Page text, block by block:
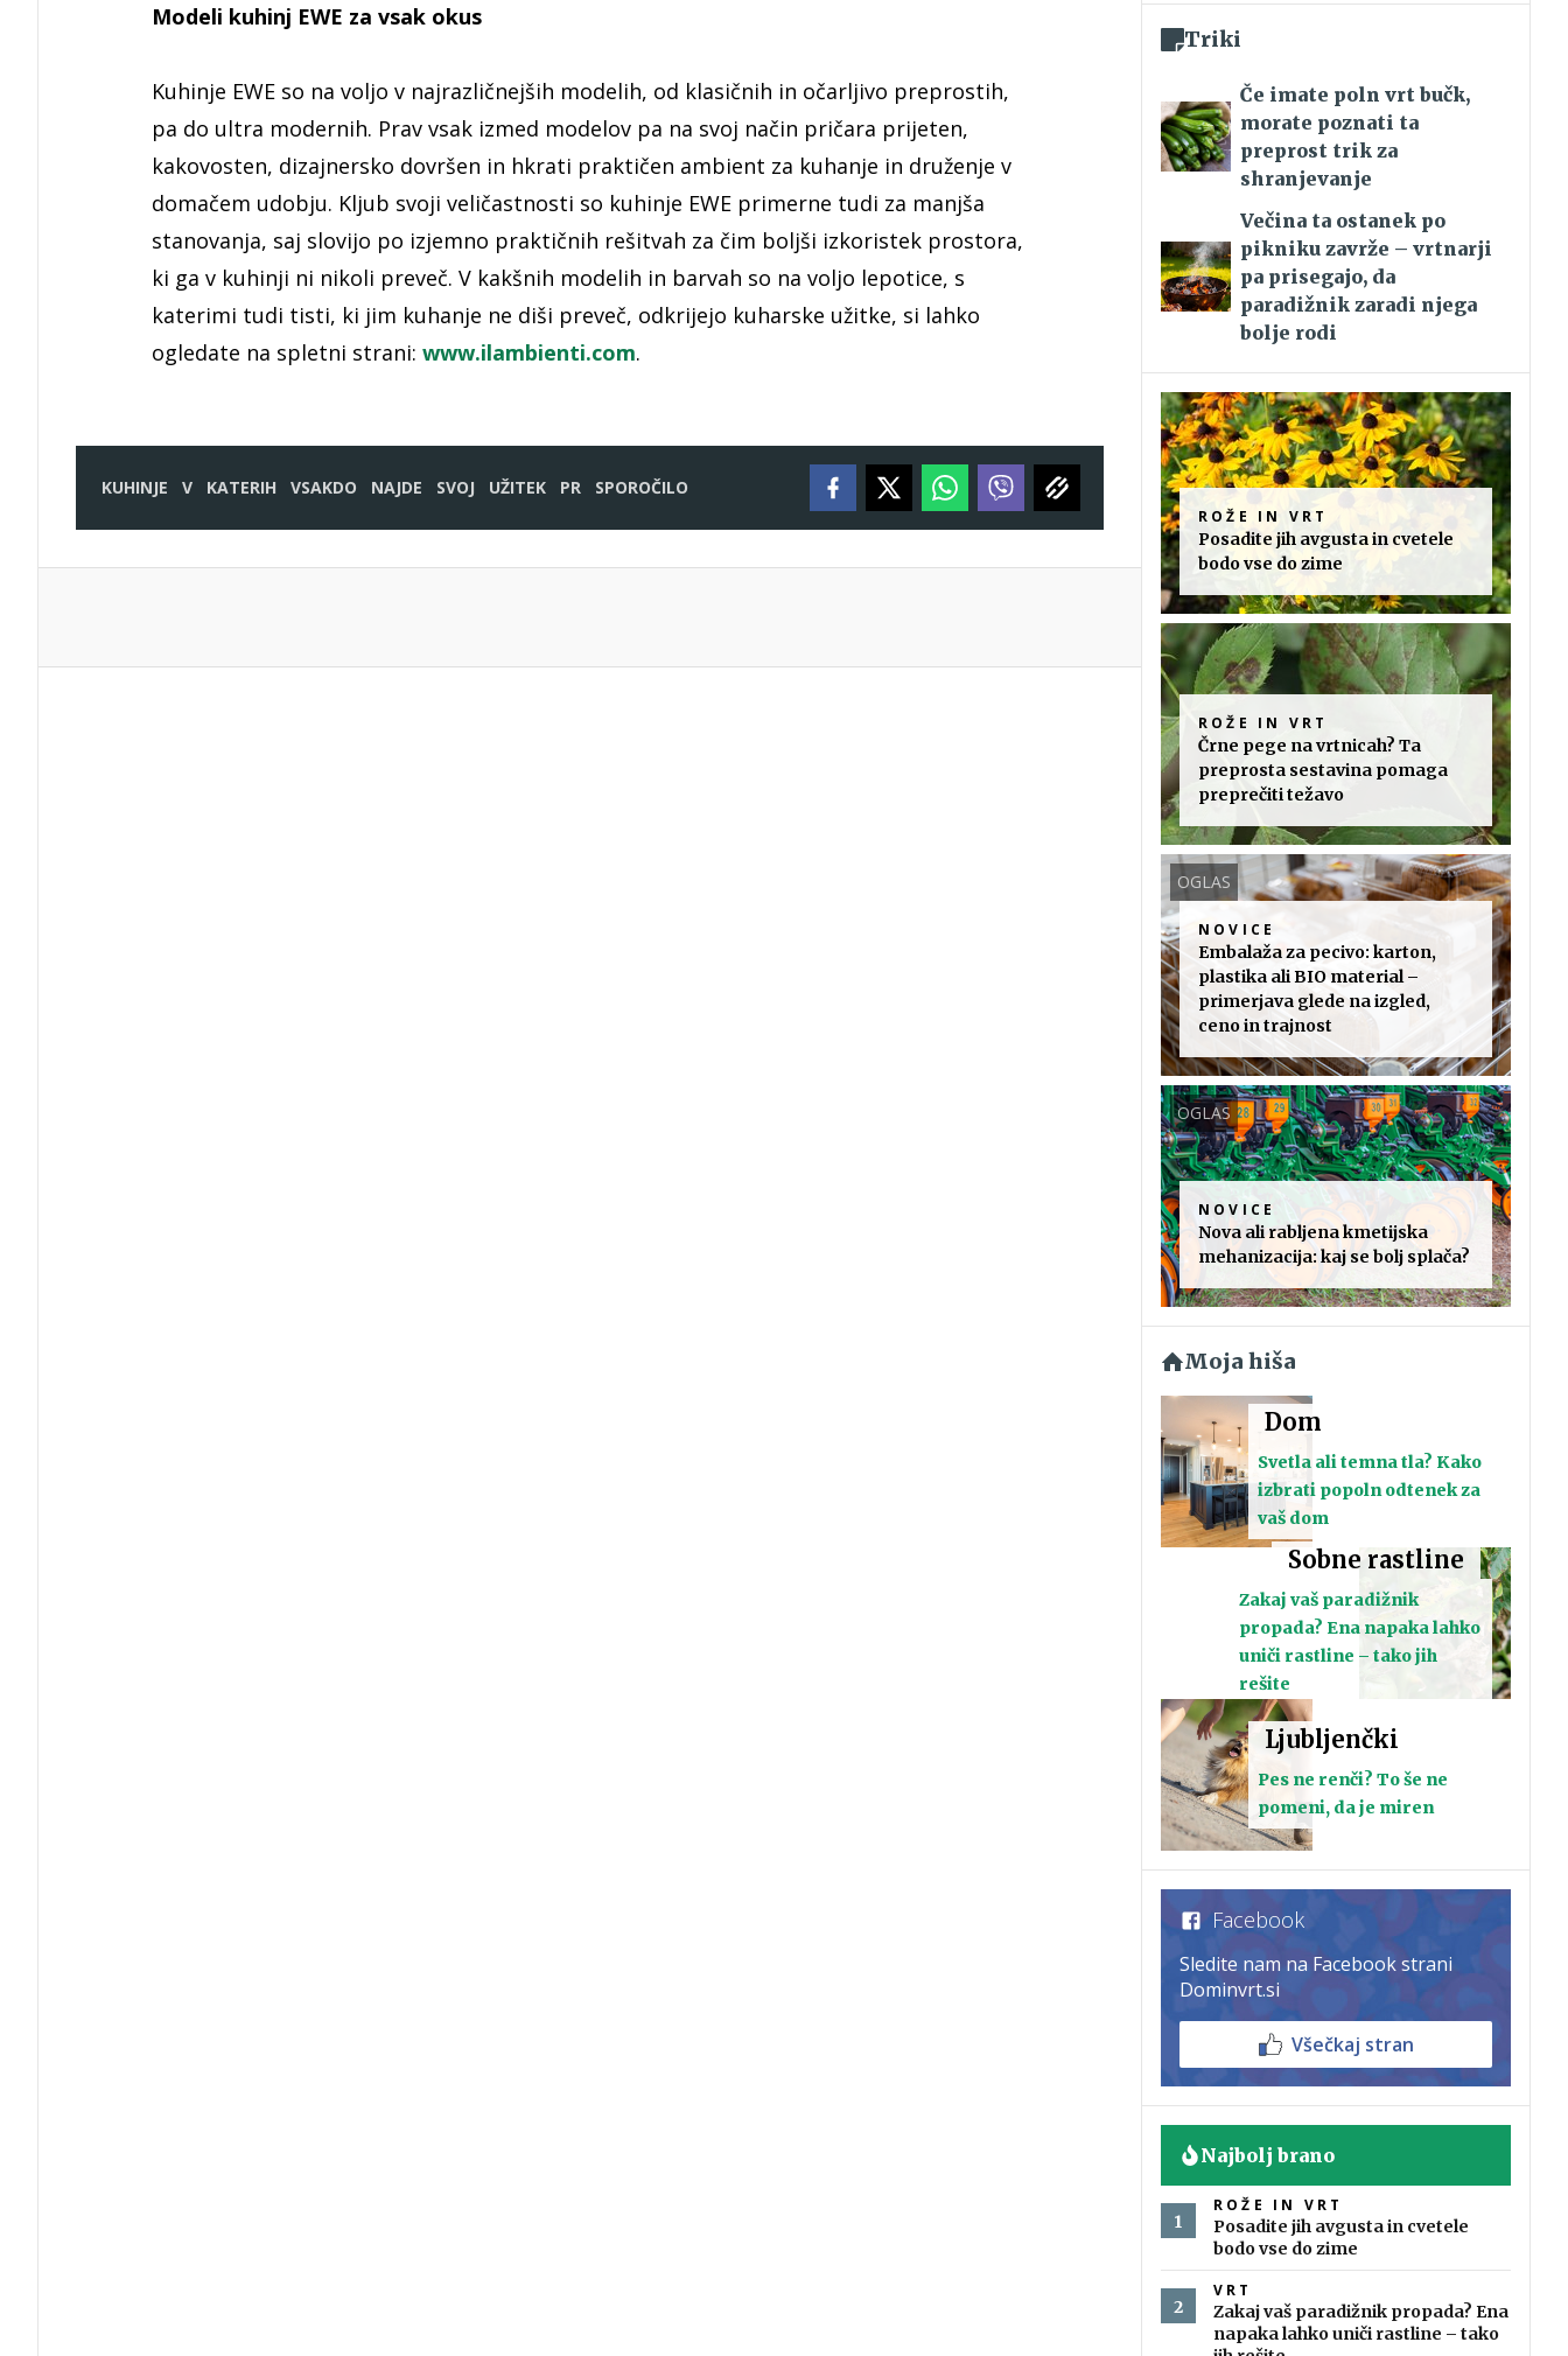
Modeli kuhinj EWE za vsak okus
Kuhinje EWE so na voljo v najrazličnejših modelih, od klasičnih in očarljivo preprostih,
pa do ultra modernih. Prav vsak izmed modelov pa na svoj način pričara prijeten,
kakovosten, dizajnersko dovršen in hkrati praktičen ambient za kuhanje in druženje v
domačem udobju. Kljub svoji veličastnosti so kuhinje EWE primerne tudi za manjša
stanovanja, saj slovijo po izjemno praktičnih rešitvah za čim boljši izkoristek prostora,
ki ga v kuhinji ni nikoli preveč. V kakšnih modelih in barvah so na voljo lepotice, s
katerimi tudi tisti, ki jim kuhanje ne diši preveč, odkrijejo kuharske užitke, si lahko
ogledate na spletni strani: www.ilambienti.com.
KUHINJE V KATERIH VSAKDO NAJDE SVOJ UŽITEK PR SPOROČILO
Triki
Če imate poln vrt bučk,
morate poznati ta
preprost trik za
shranjevanje
Večina ta ostanek po
pikniku zavrže – vrtnarji
pa prisegajo, da
paradižnik zaradi njega
bolje rodi
ROŽE IN VRT
Posadite jih avgusta in cvetele
bodo vse do zime
ROŽE IN VRT
Črne pege na vrtnicah? Ta
preprosta sestavina pomaga
preprečiti težavo
OGLAS
NOVICE
Embalaža za pecivo: karton,
plastika ali BIO material –
primerjava glede na izgled,
ceno in trajnost
OGLAS
NOVICE
Nova ali rabljena kmetijska
mehanizacija: kaj se bolj splača?
Moja hiša
Dom
Svetla ali temna tla? Kako
izbrati popoln odtenek za
vaš dom
Sobne rastline
Zakaj vaš paradižnik
propada? Ena napaka lahko
uniči rastline – tako jih
rešite
Ljubljenčki
Pes ne renči? To še ne
pomeni, da je miren
Facebook
Sledite nam na Facebook strani
Dominvrt.si
Všečkaj stran
Najbolj brano
ROŽE IN VRT
Posadite jih avgusta in cvetele
bodo vse do zime
VRT
Zakaj vaš paradižnik propada? Ena
napaka lahko uniči rastline – tako